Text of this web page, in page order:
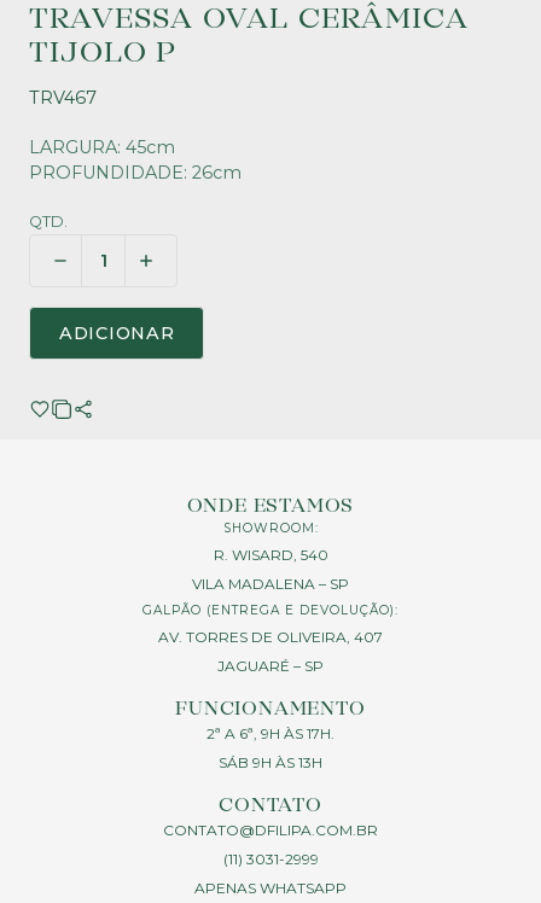
TRAVESSA OVAL CERÂMICA
TIJOLO P
TRV467
LARGURA: 45cm
PROFUNDIDADE: 26cm
QTD.
ADICIONAR
ONDE ESTAMOS
SHOWROOM:
R. WISARD, 540
VILA MADALENA – SP
GALPÃO (ENTREGA E DEVOLUÇÃO):
AV. TORRES DE OLIVEIRA, 407
JAGUARÉ – SP
FUNCIONAMENTO
2ª A 6ª, 9H ÀS 17H.
SÁB 9H ÀS 13H
CONTATO
CONTATO@DFILIPA.COM.BR
(11) 3031-2999
APENAS WHATSAPP